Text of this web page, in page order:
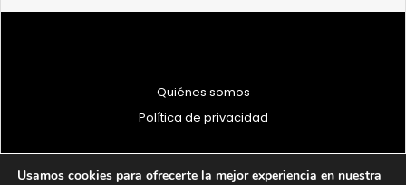
Quiénes somos
Política de privacidad
Usamos cookies para ofrecerte la mejor experiencia en nuestra